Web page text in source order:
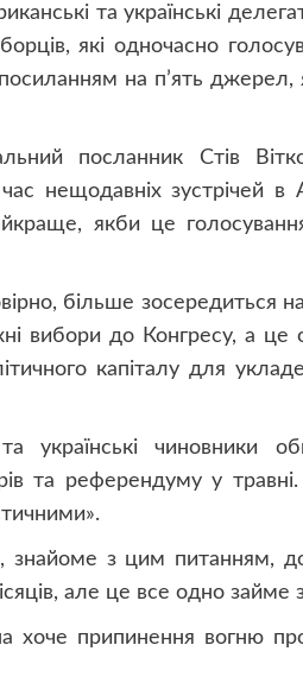
та українські
які одночасно
на п’ять джерел,
посланник Стів
нещодавніх зустрічей в
якби це
більше зосередиться
вибори до Конгресу, а це
капіталу для
українські чиновники
та референдуму у
знайоме з цим питанням,
але це все одно займе
хоче припинення вогню